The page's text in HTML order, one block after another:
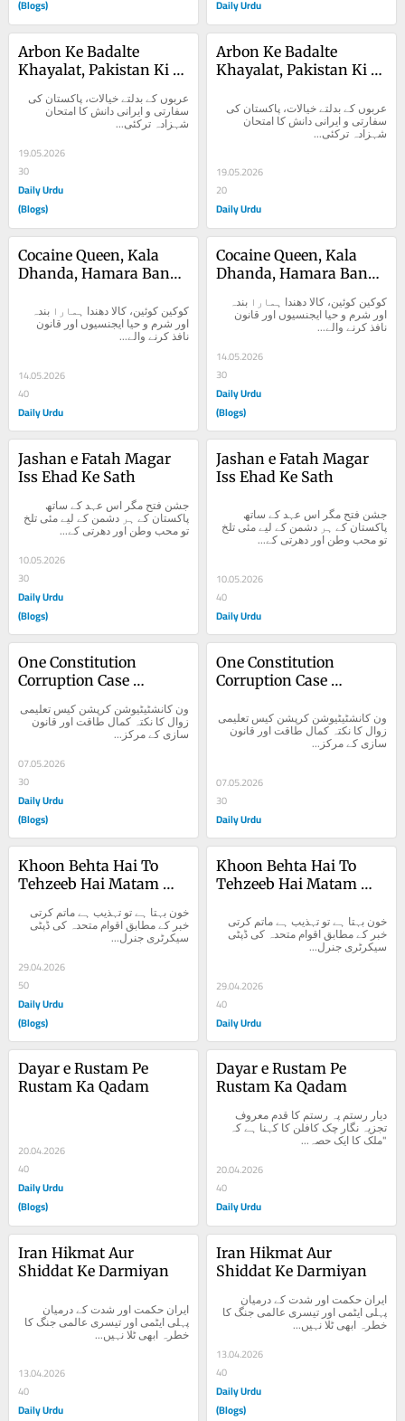
(Blogs) Daily Urdu
Arbon Ke Badalte
Khayalat, Pakistan Ki
Imtihan
شہزادہ ترکئی...
19.05.2026
30
Daily Urdu
(Blogs)
Arbon Ke Badalte
Khayalat, Pakistan Ki
Imtihan
شہزادہ ترکئی...
19.05.2026
20
Daily Urdu
Cocaine Queen, Kala
Dhanda, Hamara Banda
نافذ کرنے والے...
14.05.2026
40
Daily Urdu
Cocaine Queen, Kala
Dhanda, Hamara Banda
نافذ کرنے والے...
14.05.2026
30
Daily Urdu
(Blogs)
Jashan e Fatah Magar
Iss Ehad Ke Sath
تو محب وطن اور دھرتی کے...
10.05.2026
30
Daily Urdu
(Blogs)
Jashan e Fatah Magar
Iss Ehad Ke Sath
تو محب وطن اور دھرتی کے...
10.05.2026
40
Daily Urdu
One Constitution
Corruption Case
e Kamal
سازی کے مرکز...
07.05.2026
30
Daily Urdu
(Blogs)
One Constitution
Corruption Case
e Kamal
سازی کے مرکز...
07.05.2026
30
Daily Urdu
Khoon Behta Hai To
Tehzeeb Hai Matam
سیکرٹری جنرل...
29.04.2026
50
Daily Urdu
(Blogs)
Khoon Behta Hai To
Tehzeeb Hai Matam
سیکرٹری جنرل...
29.04.2026
40
Daily Urdu
Dayar e Rustam Pe
Rustam Ka Qadam
20.04.2026
40
Daily Urdu
(Blogs)
Dayar e Rustam Pe
Rustam Ka Qadam
"ملک کا ایک حصہ...
20.04.2026
40
Daily Urdu
Iran Hikmat Aur
Shiddat Ke Darmiyan
خطرہ ابھی ٹلا نہیں...
13.04.2026
40
Daily Urdu
Iran Hikmat Aur
Shiddat Ke Darmiyan
خطرہ ابھی ٹلا نہیں...
13.04.2026
40
Daily Urdu
(Blogs)